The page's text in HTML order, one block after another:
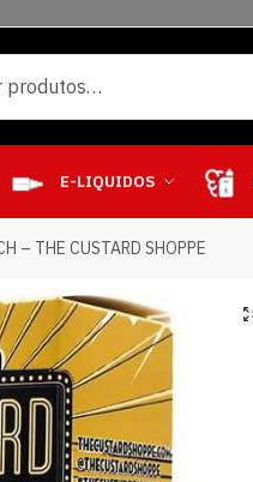
E-LIQUIDOS
– THE CUSTARD SHOPPE